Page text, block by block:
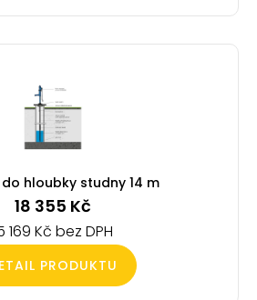
do hloubky studny 14 m
18 355 Kč
169 Kč
PRODUKTU